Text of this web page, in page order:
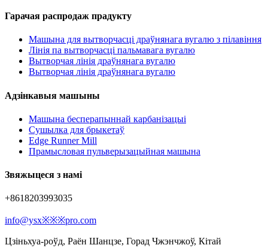
Гарачая распродаж прадукту
Машына для вытворчасці драўнянага вугалю з пілавіння
Лінія па вытворчасці пальмавага вугалю
Вытворчая лінія драўнянага вугалю
Вытворчая лінія драўнянага вугалю
Адзінкавыя машыны
Машына бесперапыннай карбанізацыі
Сушылка для брыкетаў
Edge Runner Mill
Прамысловая пульверызацыйная машына
Звяжыцеся з намі
+8618203993035
info@ysx※※※pro.com
Цзіньхуа-роўд, Раён Шанцзе, Горад Чжэнчжоў, Кітай